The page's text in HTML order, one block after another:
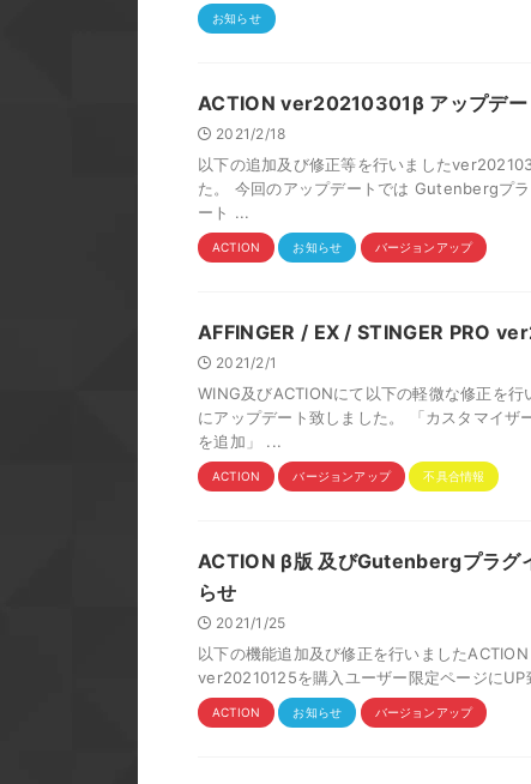
お知らせ
ACTION ver20210301β アップデー
2021/2/18
以下の追加及び修正等を行いました
た。 今回のアップデートでは Gutenbergプ
ート ...
ACTION お知らせ バージョンアップ
AFFINGER / EX / STINGER PRO
2021/2/1
WING及びACTIONにて以下の軽微な修正を
にアップデート致しました。 「カスタマイザ
を追加」 ...
ACTION バージョンアップ 不具合情報
ACTION β版 及びGutenbergプラグ
らせ
2021/1/25
以下の機能追加及び修正を行いました
ver20210125を購入ユーザー限定ページに
ACTION お知らせ バージョンアップ